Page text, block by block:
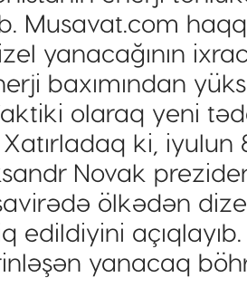
Musavat.com
yanacağının
baxımından
olaraq yeni
ki, iyulun
Novak
ölkədən
edildiyini
yanacaq